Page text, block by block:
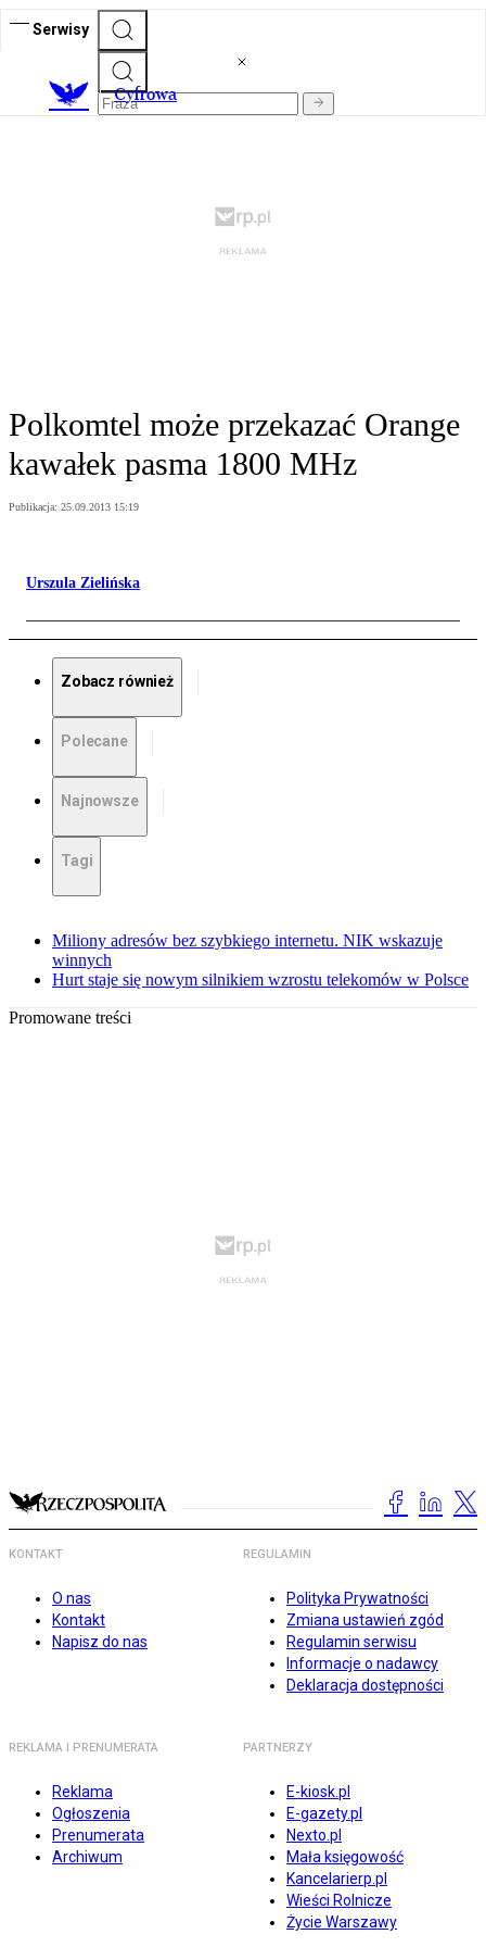
Serwisy
Cyfrowa
Polkomtel może przekazać Orange
kawałek pasma 1800 MHz
Publikacja: 25.09.2013 15:19
Urszula Zielińska
Zobacz również
Polecane
Najnowsze
Tagi
Miliony adresów bez szybkiego internetu. NIK wskazuje
winnych
Hurt staje się nowym silnikiem wzrostu telekomów w Polsce
Promowane treści
KONTAKT
O nas
Kontakt
Napisz do nas
REGULAMIN
Polityka Prywatności
Zmiana ustawień zgód
Regulamin serwisu
Informacje o nadawcy
Deklaracja dostępności
REKLAMA I PRENUMERATA
Reklama
Ogłoszenia
Prenumerata
Archiwum
PARTNERZY
E-kiosk.pl
E-gazety.pl
Nexto.pl
Mała księgowość
Kancelarierp.pl
Wieści Rolnicze
Życie Warszawy